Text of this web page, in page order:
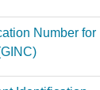
Number for